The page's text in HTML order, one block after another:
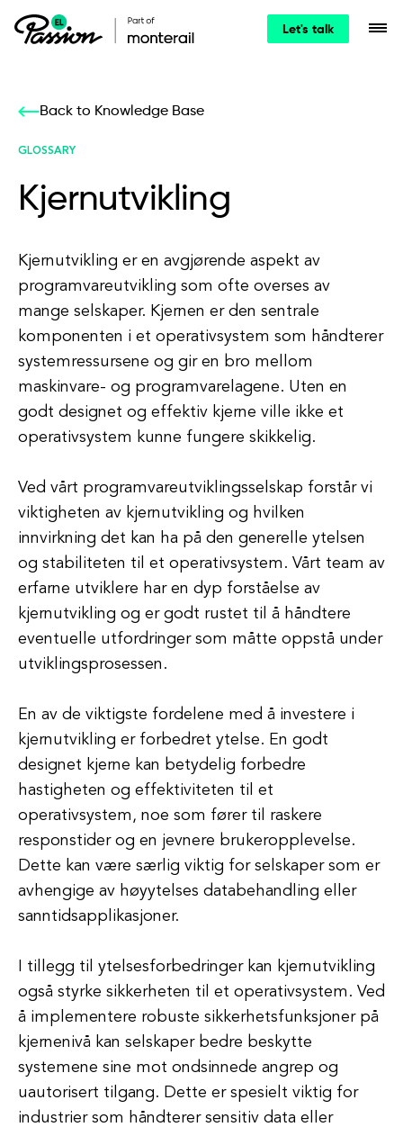
Let's talk
Back to Knowledge Base
GLOSSARY
Kjernutvikling
Kjernutvikling er en avgjørende aspekt av
programvareutvikling som ofte overses av
mange selskaper. Kjernen er den sentrale
komponenten i et operativsystem som håndterer
systemressursene og gir en bro mellom
maskinvare- og programvarelagene. Uten en
godt designet og effektiv kjerne ville ikke et
operativsystem kunne fungere skikkelig.
Ved vårt programvareutviklingsselskap forstår vi
viktigheten av kjernutvikling og hvilken
innvirkning det kan ha på den generelle ytelsen
og stabiliteten til et operativsystem. Vårt team av
erfarne utviklere har en dyp forståelse av
kjernutvikling og er godt rustet til å håndtere
eventuelle utfordringer som måtte oppstå under
utviklingsprosessen.
En av de viktigste fordelene med å investere i
kjernutvikling er forbedret ytelse. En godt
designet kjerne kan betydelig forbedre
hastigheten og effektiviteten til et
operativsystem, noe som fører til raskere
responstider og en jevnere brukeropplevelse.
Dette kan være særlig viktig for selskaper som er
avhengige av høyytelses databehandling eller
sanntidsapplikasjoner.
I tillegg til ytelsesforbedringer kan kjernutvikling
også styrke sikkerheten til et operativsystem. Ved
å implementere robuste sikkerhetsfunksjoner på
kjernenivå kan selskaper bedre beskytte
systemene sine mot ondsinnede angrep og
uautorisert tilgang. Dette er spesielt viktig for
industrier som håndterer sensitiv data eller